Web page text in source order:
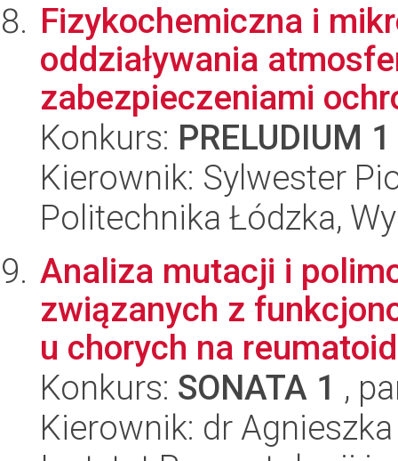
Fizykochemiczna i
oddziaływania
zabezpieczeniami
Konkurs: PRELUDIUM 1
Kierownik: Sylwester
Politechnika Łódzka,
Analiza mutacji i
związanych z
u chorych na
Konkurs: SONATA 1 ,
Kierownik: dr